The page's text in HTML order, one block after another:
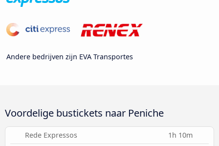
Andere bedrijven zijn EVA Transportes
Voordelige bustickets naar Peniche
Rede Expressos 1h 10m